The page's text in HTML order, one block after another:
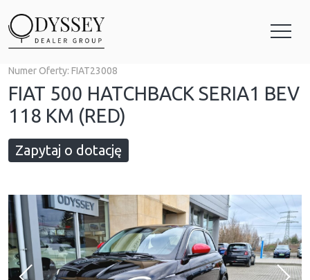
Numer Oferty: FIAT23008
FIAT 500 HATCHBACK SERIA1 BEV
118 KM (RED)
Zapytaj o dotację